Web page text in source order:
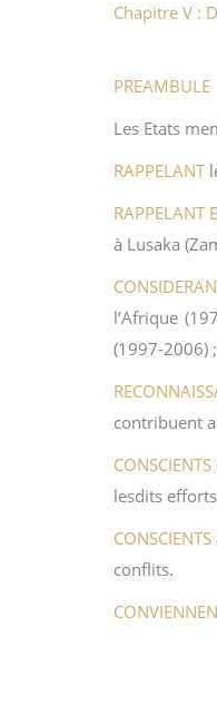
Chapitre V :
PREAMBULE
Les Etats
RAPPELANT
RAPPELANT
à Lusaka
l’Afrique
(1997-2006) ;
contribuent
CONSCIENTS
lesdits
CONSCIENTS
conflits.